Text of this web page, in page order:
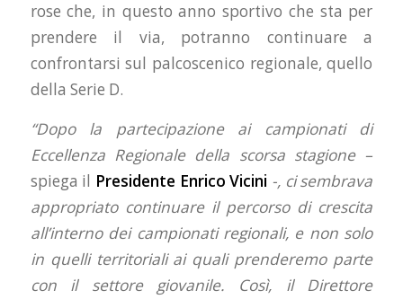
rose che, in questo anno sportivo che sta per
prendere il via, potranno continuare a
confrontarsi sul palcoscenico regionale, quello
della Serie D.
“Dopo la partecipazione ai campionati di
Eccellenza Regionale della scorsa stagione –
spiega il Presidente Enrico Vicini -, ci sembrava
appropriato continuare il percorso di crescita
all’interno dei campionati regionali, e non solo
in quelli territoriali ai quali prenderemo parte
con il settore giovanile. Così, il Direttore